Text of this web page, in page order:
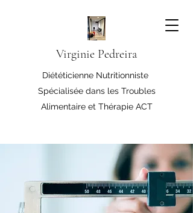
Virginie Pedreira
Diététicienne Nutritionniste
Spécialisée dans les Troubles
Alimentaire et Thérapie ACT